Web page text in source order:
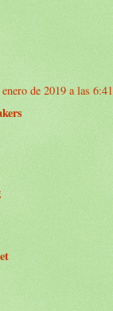
de 2019 a las 6:41